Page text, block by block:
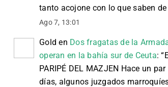
tanto acojone con lo que saben
Ago 7, 13:01
Gold en Dos fragatas de la
operan en la bahía sur de Ceuta: “
PARIPÉ DEL MAZJEN Hace un par
días, algunos juzgados